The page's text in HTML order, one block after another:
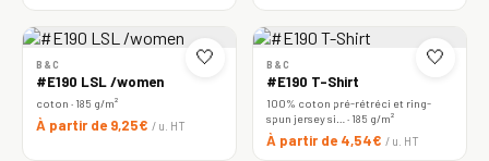
🤍
B&C
#E190 LSL /women
coton · 185 g/m²
À partir de 9,25€ / u. HT
🤍
B&C
#E190 T-Shirt
100% coton pré-rétréci et ring-
spun jersey si… · 185 g/m²
À partir de 4,54€ / u. HT